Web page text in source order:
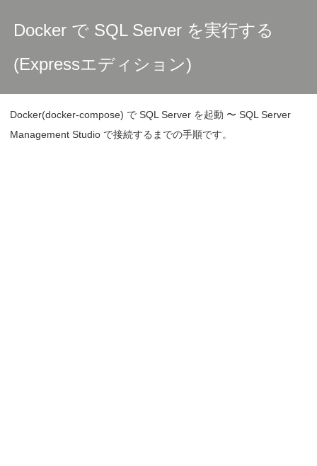
Docker で SQL Server を実行する
(Expressエディション)
Docker(docker-compose) で SQL Server を起動 〜 SQL Server
Management Studio で接続するまでの手順です。